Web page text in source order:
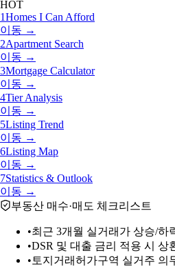
HOT
1Homes I Can Afford
이동 →
2Apartment Search
이동 →
3Mortgage Calculator
이동 →
4Tier Analysis
이동 →
5Listing Trend
이동 →
6Listing Map
이동 →
7Statistics & Outlook
이동 →
부동산 매수·매도 체크리스트
•최근 3개월 실거래가 상승/하
•DSR 및 대출 금리 적용 시 상
• 토지거래허가구역 실거주 의